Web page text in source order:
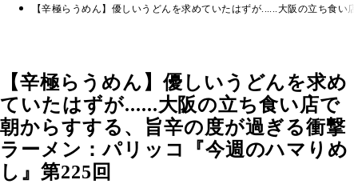
【辛極らうめん】優しいうどんを求めていたはずが......大阪の立ち食
【辛極らうめん】優しいうどんを求め
ていたはずが......大阪の立ち食い店で
朝からすする、旨辛の度が過ぎる衝撃
ラーメン：パリッコ『今週のハマりめ
し』第225回